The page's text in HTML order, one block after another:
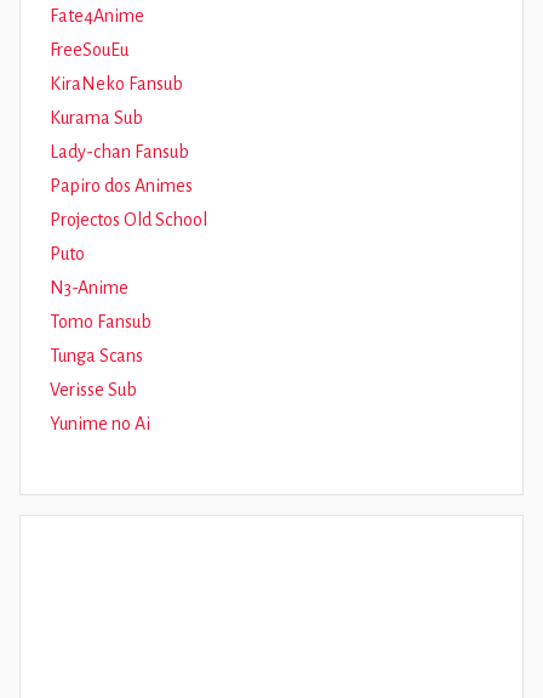
Fate4Anime
FreeSouEu
KiraNeko Fansub
Kurama Sub
Lady-chan Fansub
Papiro dos Animes
Projectos Old School
Puto
N3-Anime
Tomo Fansub
Tunga Scans
Verisse Sub
Yunime no Ai